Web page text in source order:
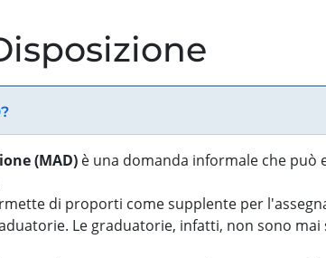
(MAD) è una domanda informale che
di proporti come supplente per
Le graduatorie, infatti, non sono